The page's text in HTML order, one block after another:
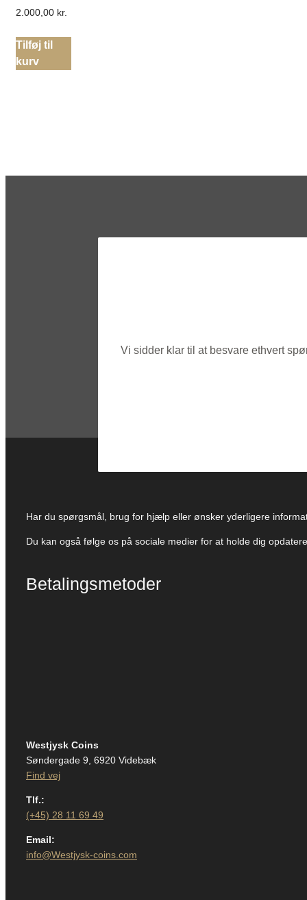
2.000,00 kr.
Tilføj til
kurv
Vi sidder klar til at besvare ethvert
Har du spørgsmål, brug for hjælp eller ønsker yderligere
Du kan også følge os på sociale medier for at holde dig
Betalingsmetoder
Westjysk Coins
Søndergade 9, 6920 Videbæk
Find vej
Tlf.:
(+45) 28 11 69 49
Email:
info@Westjysk-coins.com